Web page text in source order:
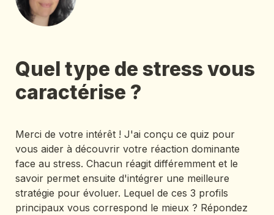
Quel type de stress vous
caractérise ?
Merci de votre intérêt ! J'ai conçu ce quiz pour
vous aider à découvrir votre réaction dominante
face au stress. Chacun réagit différemment et le
savoir permet ensuite d'intégrer une meilleure
stratégie pour évoluer. Lequel de ces 3 profils
principaux vous correspond le mieux ? Répondez